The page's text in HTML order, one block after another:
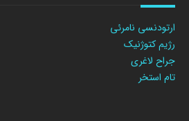
ارتودنسی نامرئی
رژیم کتوژنیک
جراح لاغری
تام استخر